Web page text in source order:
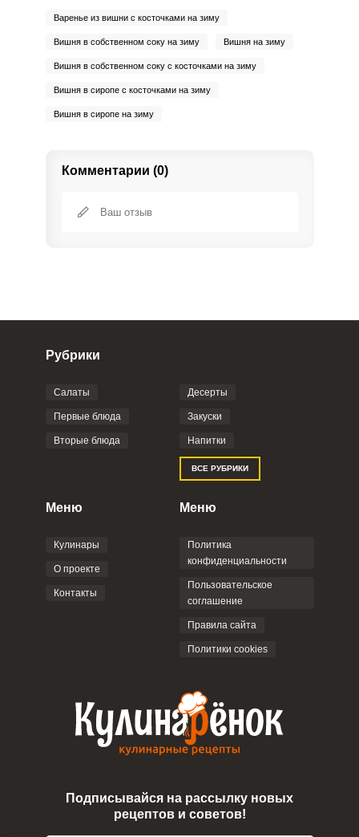
Варенье из вишни с косточками на зиму
Вишня в собственном соку на зиму Вишня на зиму
Вишня в собственном соку с косточками на зиму
Вишня в сиропе с косточками на зиму
Вишня в сиропе на зиму
Комментарии (0)
Фото до 4 шт, до 5 mb
Отправляя эту форму, вы соглашаетесь с
Политикой
Пользовательским
соглашением
Рубрики
Салаты
Первые блюда
Вторые блюда
Десерты
Закуски
Напитки
ВСЕ РУБРИКИ
Меню
Кулинары
О проекте
Контакты
Меню
Политика
конфиденциальности
Пользовательское
соглашение
Правила сайта
Политики cookies
Подписывайся на рассылку новых
рецептов и советов!